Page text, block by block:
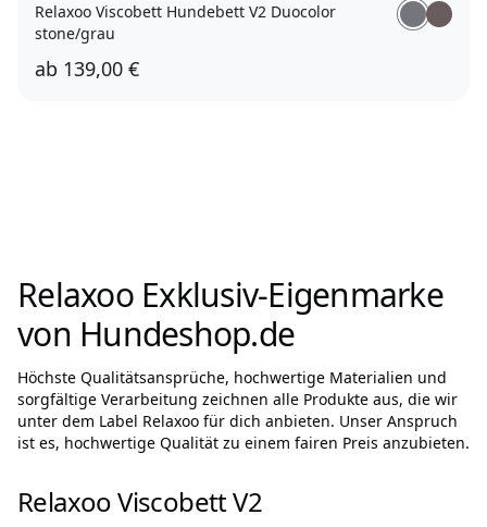
Relaxoo Viscobett Hundebett V2 Duocolor
stone/grau
ab 139,00 €
Relaxoo Exklusiv-Eigenmarke
von Hundeshop.de
Höchste Qualitätsansprüche, hochwertige Materialien und
sorgfältige Verarbeitung zeichnen alle Produkte aus, die wir
unter dem Label Relaxoo für dich anbieten. Unser Anspruch
ist es, hochwertige Qualität zu einem fairen Preis anzubieten.
Relaxoo Viscobett V2